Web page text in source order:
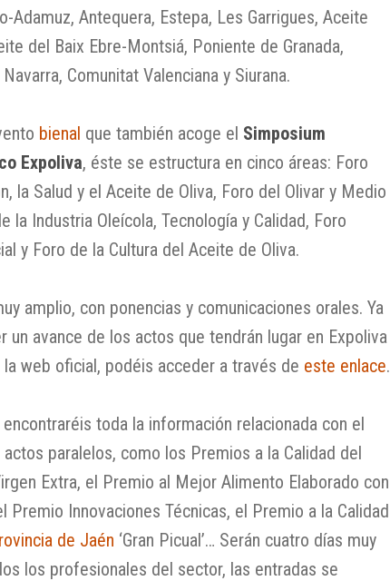
Adamuz, Antequera, Estepa, Les Garrigues, Aceite
del Baix Ebre-Montsiá, Poniente de Granada,
Comunitat Valenciana y Siurana.
bienal que también acoge el Simposium
Expoliva, éste se estructura en cinco áreas: Foro
la Salud y el Aceite de Oliva, Foro del Olivar y Medio
la Industria Oleícola, Tecnología y Calidad, Foro
y Foro de la Cultura del Aceite de Oliva.
amplio, con ponencias y comunicaciones orales. Ya
un avance de los actos que tendrán lugar en Expoliva
web oficial, podéis acceder a través de este enlace.
toda la información relacionada con el
paralelos, como los Premios a la Calidad del
Extra, el Premio al Mejor Alimento Elaborado con
Premio Innovaciones Técnicas, el Premio a la Calidad
de Jaén ‘Gran Picual’… Serán cuatro días muy
los profesionales del sector, las entradas se